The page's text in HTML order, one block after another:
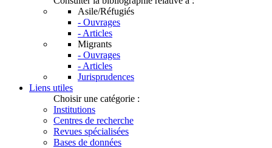
Asile/Réfugiés
- Ouvrages
- Articles
Migrants
- Ouvrages
- Articles
Jurisprudences
Liens utiles
Choisir une catégorie :
Institutions
Centres de recherche
Revues spécialisées
Bases de données